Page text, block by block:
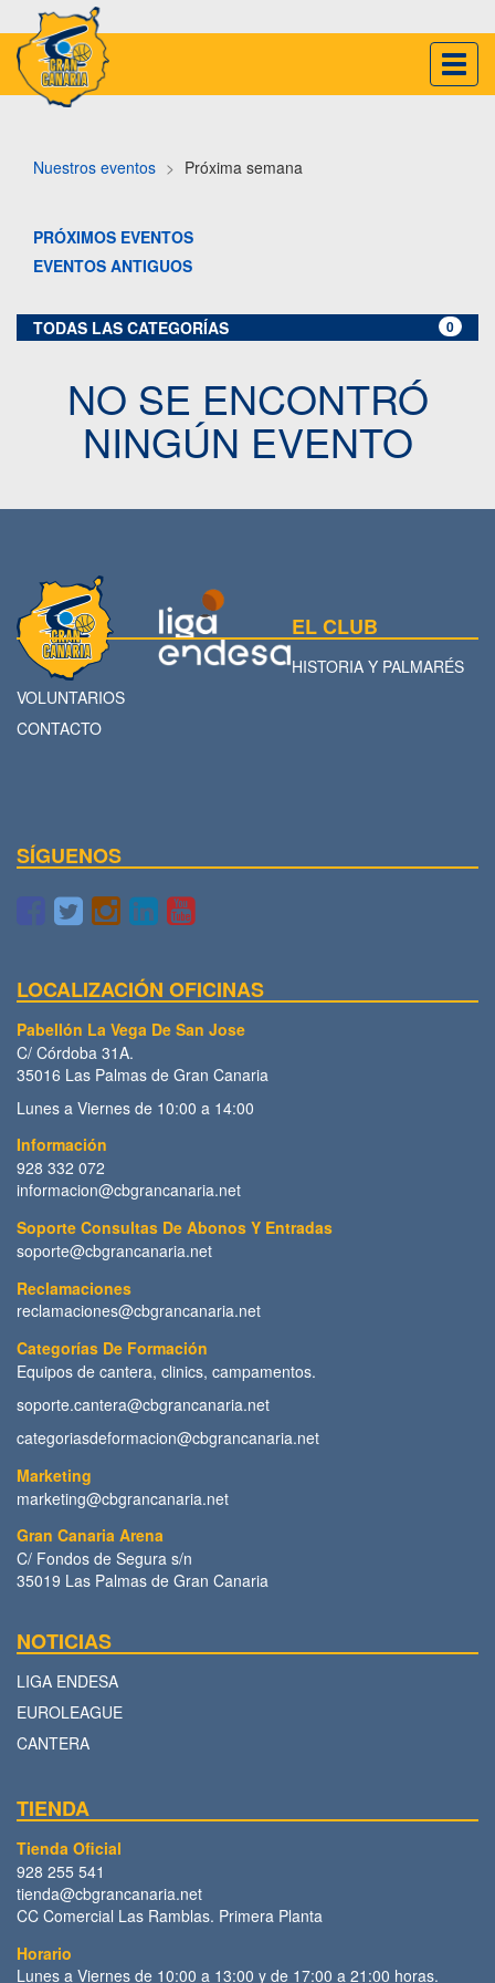
Nuestros eventos Próxima semana
PRÓXIMOS EVENTOS
EVENTOS ANTIGUOS
TODAS LAS CATEGORÍAS 0
NO SE ENCONTRÓ
NINGÚN EVENTO
EL CLUB
HISTORIA Y PALMARÉS
VOLUNTARIOS
CONTACTO
SÍGUENOS
LOCALIZACIÓN OFICINAS
Pabellón La Vega De San Jose
C/ Córdoba 31A.
35016 Las Palmas de Gran Canaria
Lunes a Viernes de 10:00 a 14:00
Información
928 332 072
informacion@cbgrancanaria.net
Soporte Consultas De Abonos Y Entradas
soporte@cbgrancanaria.net
Reclamaciones
reclamaciones@cbgrancanaria.net
Categorías De Formación
Equipos de cantera, clinics, campamentos.
soporte.cantera@cbgrancanaria.net
categoriasdeformacion@cbgrancanaria.net
Marketing
marketing@cbgrancanaria.net
Gran Canaria Arena
C/ Fondos de Segura s/n
35019 Las Palmas de Gran Canaria
NOTICIAS
LIGA ENDESA
EUROLEAGUE
CANTERA
TIENDA
Tienda Oficial
928 255 541
tienda@cbgrancanaria.net
CC Comercial Las Ramblas. Primera Planta
Horario
Lunes a Viernes de 10:00 a 13:00 y de 17:00 a 21:00 horas.